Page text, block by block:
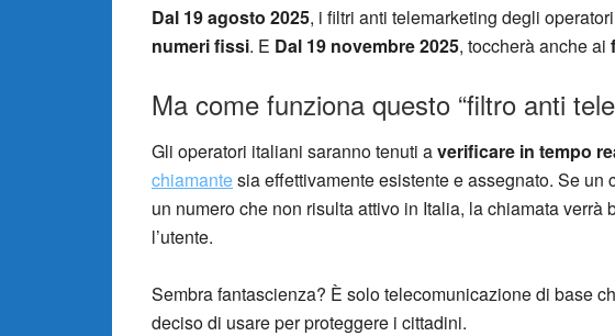
Dal 19 agosto 2025, i filtri anti telemarketing degli
numeri fissi. E Dal 19 novembre 2025, toccherà anche ai
Ma come funziona questo “filtro anti
Gli operatori italiani saranno tenuti averificare in tempo
chiamantesia effettivamente esistente e assegnato. Se un
un numero che non risulta attivo in Italia, la chiamata
l’utente.
Sembra fantascienza? È solo telecomunicazione di base
deciso di usare per proteggere i cittadini.